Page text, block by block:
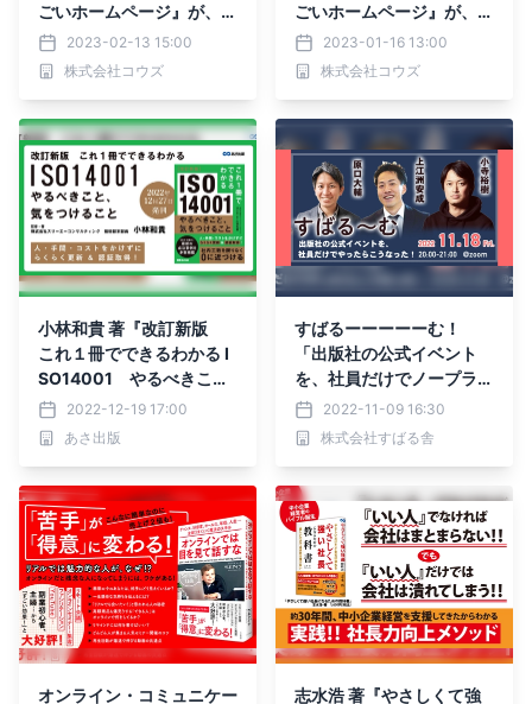
ごいホームページ』が、ジ
ュンク堂書店池袋本店にて
総合ランキング1位を獲得
しました
2023-02-13 15:00
株式会社コウズ
ごいホームページ』が、紀
伊國屋書店本町店にてビジ
ネス書ランキング1位を獲
得しました
2023-01-16 13:00
株式会社コウズ
小林和貴 著『改訂新版
これ１冊でできるわかる I
SO14001 やるべきこ
と、気をつけること』202
4年1月16日刊行
2022-12-19 17:00
あさ出版
すばるーーーーーむ！
「出版社の公式イベント
を、社員だけでノープラン
でやったら、こうなった」
を11月18日（金）20時よ
り開催！
2022-11-09 16:30
株式会社すばる舎
オンライン・コミュニケー 志水浩 著『やさしくて強